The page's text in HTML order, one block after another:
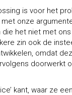
is voor het
onze
het niet met
zin ook de
omdat
kant, waar ze